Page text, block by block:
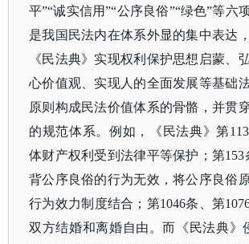
平”“诚实信用”“公序良俗”“绿色”等六
是我国民法内在体系外显的集中表达
《民法典》实现权利保护思想启蒙、
心价值观、实现人的全面发展等基础
原则构成民法价值体系的骨骼，并贯
的规范体系。例如，《民法典》第
体财产权利受到法律平等保护；第153
背公序良俗的行为无效，将公序良俗
行为效力制度结合；第1046条、第
双方结婚和离婚自由。而《民法典》